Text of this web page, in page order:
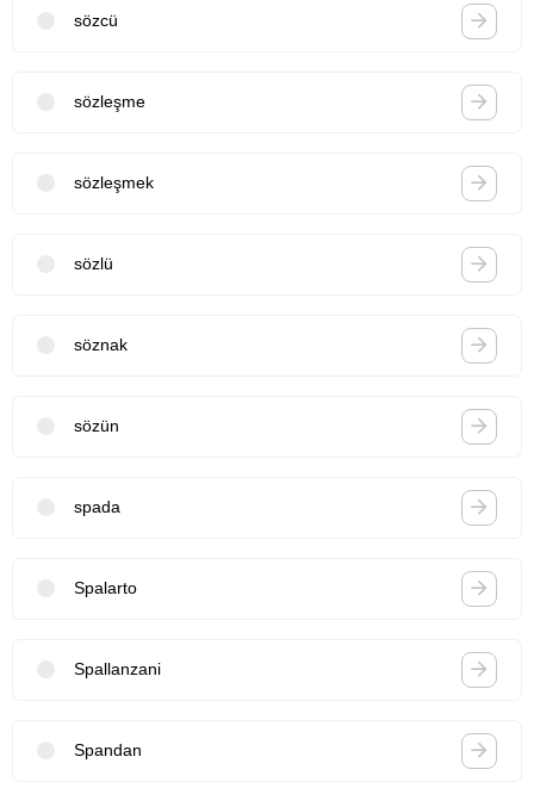
sözcü
sözleşme
sözleşmek
sözlü
söznak
sözün
spada
Spalarto
Spallanzani
Spandan